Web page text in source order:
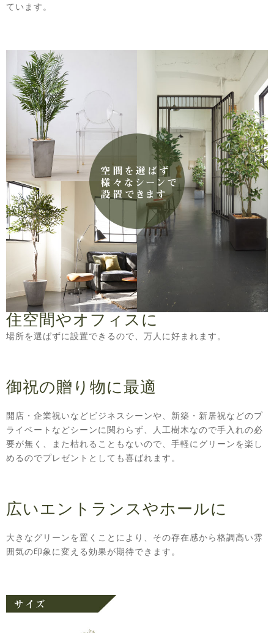
ています。
住空間やオフィスに
場所を選ばずに設置できるので、万人に好まれます。
御祝の贈り物に最適
開店・企業祝いなどビジネスシーンや、新築・新居祝などのプ
ライベートなどシーンに関わらず、人工樹木なので手入れの必
要が無く、また枯れることもないので、手軽にグリーンを楽し
めるのでプレゼントとしても喜ばれます。
広いエントランスやホールに
大きなグリーンを置くことにより、その存在感から格調高い雰
囲気の印象に変える効果が期待できます。